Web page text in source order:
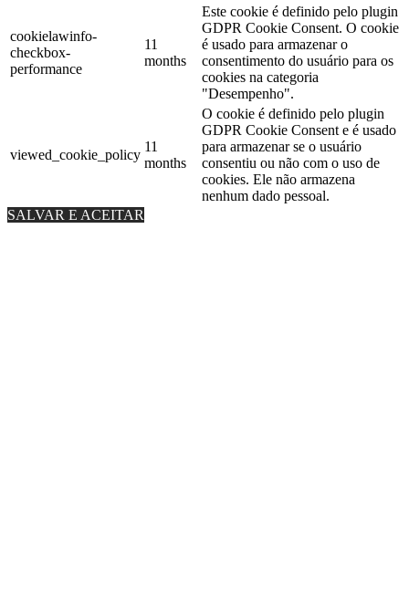
cookielawinfo-
checkbox-
performance
11
months
Este cookie é definido pelo plugin
GDPR Cookie Consent. O cookie
é usado para armazenar o
consentimento do usuário para os
cookies na categoria
"Desempenho".
viewed_cookie_policy
11
months
O cookie é definido pelo plugin
GDPR Cookie Consent e é usado
para armazenar se o usuário
consentiu ou não com o uso de
cookies. Ele não armazena
nenhum dado pessoal.
SALVAR E ACEITAR